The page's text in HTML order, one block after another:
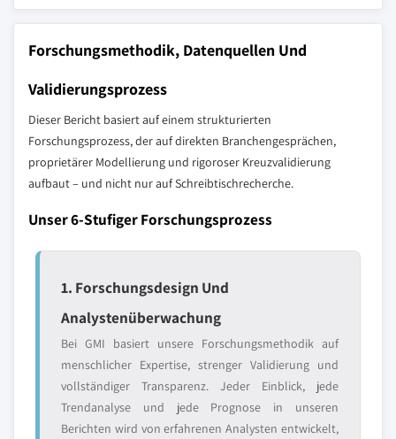
Forschungsmethodik, Datenquellen Und
Validierungsprozess
Dieser Bericht basiert auf einem strukturierten
Forschungsprozess, der auf direkten Branchengesprächen,
proprietärer Modellierung und rigoroser Kreuzvalidierung
aufbaut – und nicht nur auf Schreibtischrecherche.
Unser 6-Stufiger Forschungsprozess
1. Forschungsdesign Und
Analystenüberwachung
Bei GMI basiert unsere Forschungsmethodik auf
menschlicher Expertise, strenger Validierung und
vollständiger Transparenz. Jeder Einblick, jede
Trendanalyse und jede Prognose in unseren
Berichten wird von erfahrenen Analysten entwickelt,